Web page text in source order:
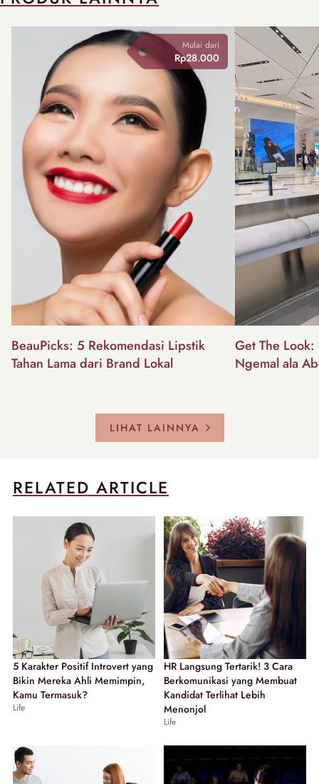
Mulai dari
Rp28.000
BeauPicks: 5 Rekomendasi Lipstik
Tahan Lama dari Brand Lokal
Get The
Ngemal ala
LIHAT LAINNYA
RELATED ARTICLE
5 Karakter Positif Introvert yang
Bikin Mereka Ahli Memimpin,
Kamu Termasuk?
Life
HR Langsung Tertarik! 3 Cara
Berkomunikasi yang Membuat
Kandidat Terlihat Lebih
Menonjol
Life